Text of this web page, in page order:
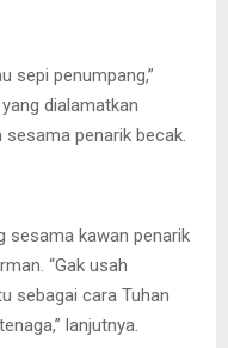
sepi penumpang,”
dialamatkan
penarik becak.
sesama kawan penarik
“Gak usah
sebagai cara Tuhan
lanjutnya.